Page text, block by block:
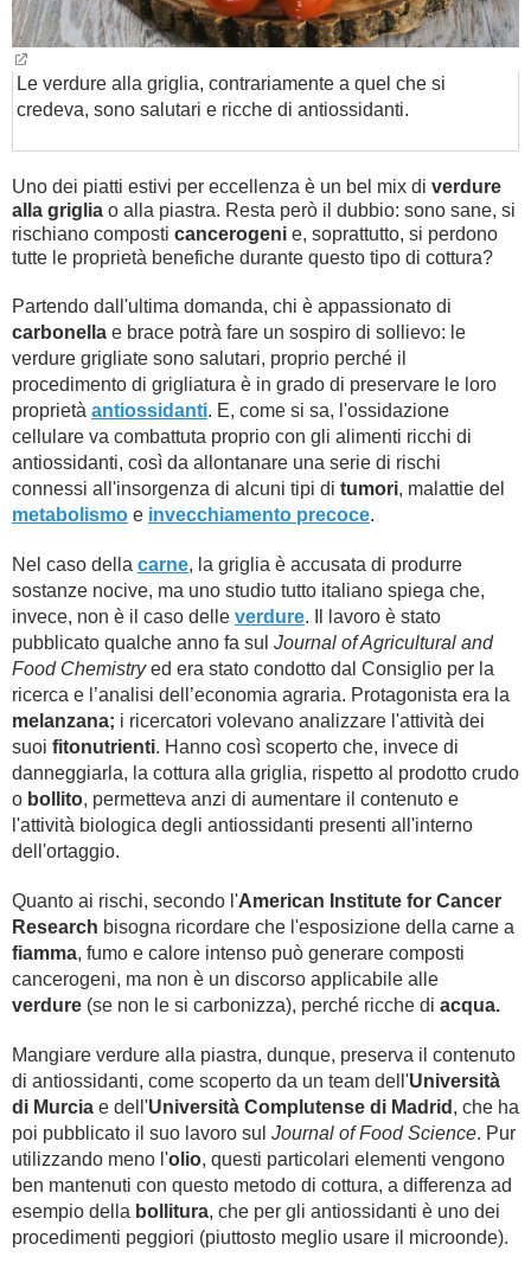
Le verdure alla griglia, contrariamente a quel che si
credeva, sono salutari e ricche di antiossidanti.
Uno dei piatti estivi per eccellenza è un bel mix di verdure
alla griglia o alla piastra. Resta però il dubbio: sono sane, si
rischiano composti cancerogeni e, soprattutto, si perdono
tutte le proprietà benefiche durante questo tipo di cottura?
Partendo dall'ultima domanda, chi è appassionato di
carbonella e brace potrà fare un sospiro di sollievo: le
verdure grigliate sono salutari, proprio perché il
procedimento di grigliatura è in grado di preservare le loro
proprietà antiossidanti. E, come si sa, l'ossidazione
cellulare va combattuta proprio con gli alimenti ricchi di
antiossidanti, così da allontanare una serie di rischi
connessi all'insorgenza di alcuni tipi di tumori, malattie del
metabolismo e invecchiamento precoce.
Nel caso della carne, la griglia è accusata di produrre
sostanze nocive, ma uno studio tutto italiano spiega che,
invece, non è il caso delle verdure. Il lavoro è stato
pubblicato qualche anno fa sul Journal of Agricultural and
Food Chemistryed era stato condotto dal Consiglio per la
ricerca e l’analisi dell’economia agraria. Protagonista era la
melanzana; i ricercatori volevano analizzare l'attività dei
suoi fitonutrienti. Hanno così scoperto che, invece di
danneggiarla, la cottura alla griglia, rispetto al prodotto crudo
o bollito, permetteva anzi di aumentare il contenuto e
l'attività biologica degli antiossidanti presenti all'interno
dell'ortaggio.
Quanto ai rischi, secondo l'American Institute for Cancer
Research bisogna ricordare che l'esposizione della carne a
fiamma, fumo e calore intenso può generare composti
cancerogeni, ma non è un discorso applicabile alle
verdure (se non le si carbonizza), perché ricche di acqua.
Mangiare verdure alla piastra, dunque, preserva il contenuto
di antiossidanti, come scoperto da un team dell'Università
di Murcia e dell'Università Complutense di Madrid , che ha
poi pubblicato il suo lavoro sul Journal of Food Science. Pur
utilizzando meno l'olio, questi particolari elementi vengono
ben mantenuti con questo metodo di cottura, a differenza ad
esempio della bollitura, che per gli antiossidanti è uno dei
procedimenti peggiori (piuttosto meglio usare il microonde).